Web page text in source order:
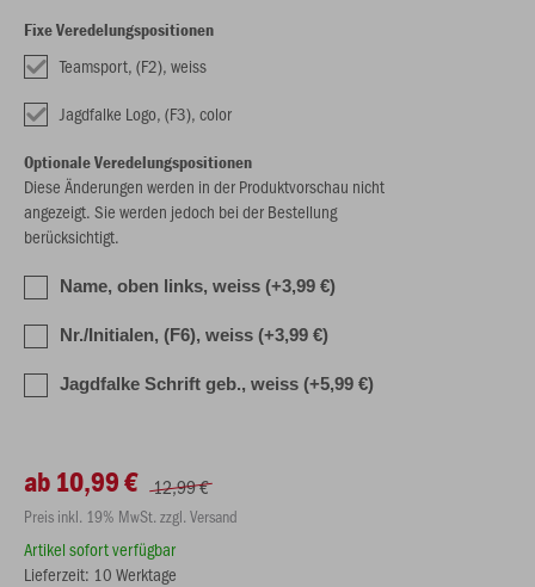
Fixe Veredelungspositionen
Teamsport, (F2), weiss
Jagdfalke Logo, (F3), color
Optionale Veredelungspositionen
Diese Änderungen werden in der Produktvorschau nicht
angezeigt. Sie werden jedoch bei der Bestellung
berücksichtigt.
Name, oben links, weiss (+3,99 €)
Nr./Initialen, (F6), weiss (+3,99 €)
Jagdfalke Schrift geb., weiss (+5,99 €)
ab 10,99 € 12,99 €
Preis inkl. 19% MwSt. zzgl. Versand
Artikel sofort verfügbar
Lieferzeit: 10 Werktage